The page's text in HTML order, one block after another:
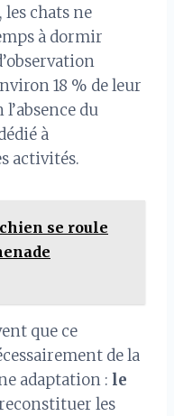
les chats ne
à dormir
18 % de leur
du
à
activités.
se roule
que ce
de la
adaptation : le
les